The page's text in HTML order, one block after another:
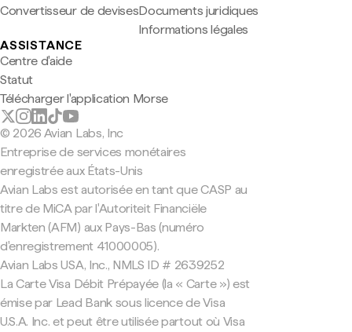
Convertisseur de devisesDocuments juridiques
Informations légales
ASSISTANCE
Centre d'aide
Statut
Télécharger l'application Morse
© 2026 Avian Labs, Inc
Entreprise de services monétaires
enregistrée aux États-Unis
Avian Labs est autorisée en tant que CASP au
titre de MiCA par l'Autoriteit Financiële
Markten (AFM) aux Pays-Bas (numéro
d'enregistrement 41000005).
Avian Labs USA, Inc., NMLS ID # 2639252
La Carte Visa Débit Prépayée (la « Carte ») est
émise par Lead Bank sous licence de Visa
U.S.A. Inc. et peut être utilisée partout où Visa